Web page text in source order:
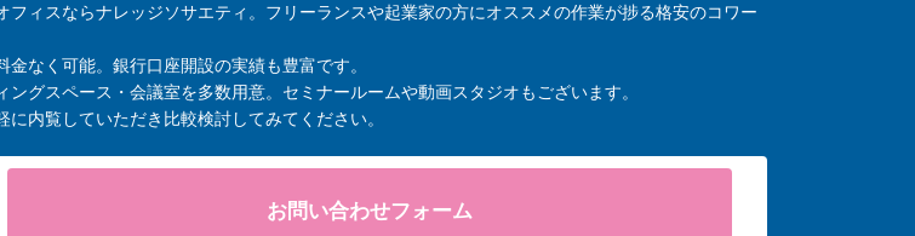
ィスならナレッジソサエティ。フリーランスや起業家の方にオススメの作業が捗る格安のコワー
なく可能。銀行口座開設の実績も豊富です。
グスペース・会議室を多数用意。セミナールームや動画スタジオもございます。
内覧していただき比較検討してみてください。
お問い合わせフォーム